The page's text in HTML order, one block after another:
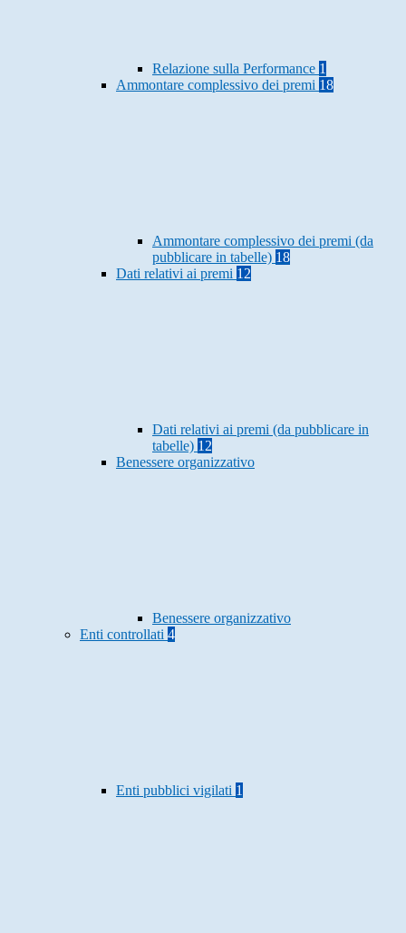
Relazione sulla Performance 1
Ammontare complessivo dei premi 18
Ammontare complessivo dei premi (da
pubblicare in tabelle) 18
Dati relativi ai premi 12
Dati relativi ai premi (da pubblicare in
tabelle) 12
Benessere organizzativo
Benessere organizzativo
Enti controllati 4
Enti pubblici vigilati 1